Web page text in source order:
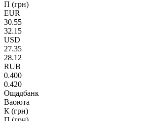
П (грн)
EUR
30.55
32.15
USD
27.35
28.12
RUB
0.400
0.420
Ощадбанк
Ваоюта
К (грн)